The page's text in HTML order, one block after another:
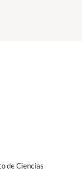
de Ciencias